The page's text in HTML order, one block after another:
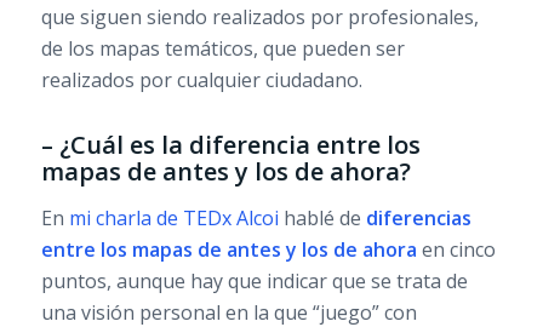
que siguen siendo realizados por profesionales,
de los mapas temáticos, que pueden ser
realizados por cualquier ciudadano.
– ¿Cuál es la diferencia entre los
mapas de antes y los de ahora?
En mi charla de TEDx Alcoi hablé de diferencias
entre los mapas de antes y los de ahora en cinco
puntos, aunque hay que indicar que se trata de
una visión personal en la que “juego” con